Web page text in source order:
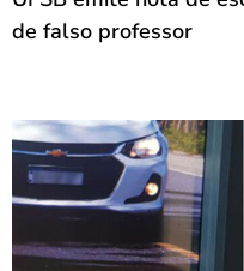
de falso professor